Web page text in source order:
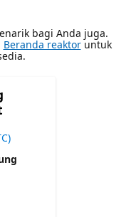
bagi Anda juga.
Beranda reaktoruntuk